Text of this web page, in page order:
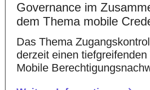
Governance im
dem Thema mobile
Das Thema
derzeit einen tiefgreifenden
Mobile